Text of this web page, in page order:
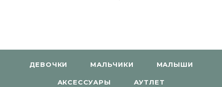
ДЕВОЧКИ МАЛЬЧИКИ МАЛЫШИ
АКСЕССУАРЫ АУТЛЕТ